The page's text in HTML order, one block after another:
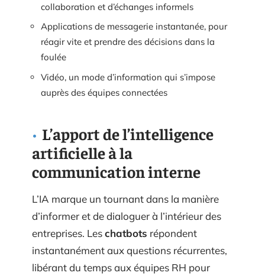
collaboration et d’échanges informels
Applications de messagerie instantanée, pour
réagir vite et prendre des décisions dans la
foulée
Vidéo, un mode d’information qui s’impose
auprès des équipes connectées
L’apport de l’intelligence
artificielle à la
communication interne
L’IA marque un tournant dans la manière
d’informer et de dialoguer à l’intérieur des
entreprises. Leschatbots répondent
instantanément aux questions récurrentes,
libérant du temps aux équipes RH pour